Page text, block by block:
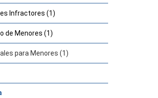
Infractores (1)
de Menores (1)
para Menores (1)